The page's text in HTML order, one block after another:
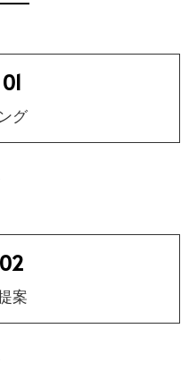
グ
案